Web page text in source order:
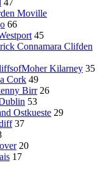
47
Moville
66
45
Connamara Clifden
Kilarney 35
Cork 49
Birr 26
53
Ostkueste 29
37
20
17